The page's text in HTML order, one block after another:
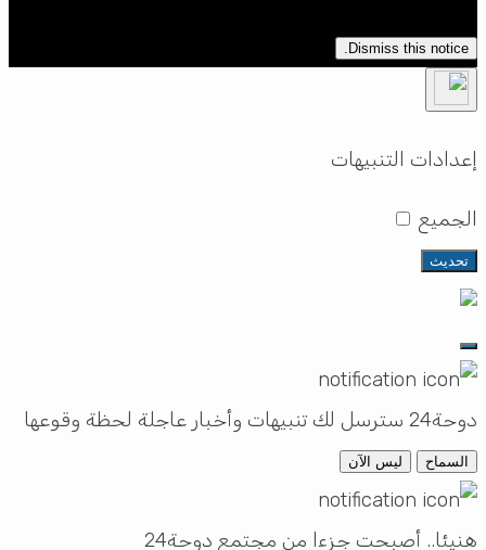
Dismiss this notice.
إعدادات التنبيهات
الجميع
تحديث
دوحة24 سترسل لك تنبيهات وأخبار عاجلة لحظة وقوعها
السماح ليس الآن
هنيئا.. أصبحت جزءا من مجتمع دوحة24